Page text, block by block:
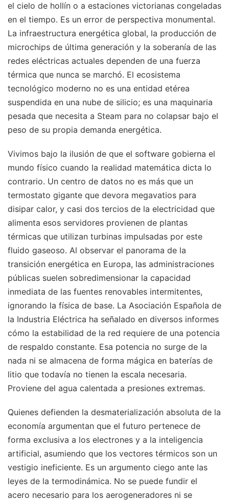
el cielo de hollín o a estaciones victorianas congeladas
en el tiempo. Es un error de perspectiva monumental.
La infraestructura energética global, la producción de
microchips de última generación y la soberanía de las
redes eléctricas actuales dependen de una fuerza
térmica que nunca se marchó. El ecosistema
tecnológico moderno no es una entidad etérea
suspendida en una nube de silicio; es una maquinaria
pesada que necesita a Steam para no colapsar bajo el
peso de su propia demanda energética.
Vivimos bajo la ilusión de que el software gobierna el
mundo físico cuando la realidad matemática dicta lo
contrario. Un centro de datos no es más que un
termostato gigante que devora megavatios para
disipar calor, y casi dos tercios de la electricidad que
alimenta esos servidores provienen de plantas
térmicas que utilizan turbinas impulsadas por este
fluido gaseoso. Al observar el panorama de la
transición energética en Europa, las administraciones
públicas suelen sobredimensionar la capacidad
inmediata de las fuentes renovables intermitentes,
ignorando la física de base. La Asociación Española de
la Industria Eléctrica ha señalado en diversos informes
cómo la estabilidad de la red requiere de una potencia
de respaldo constante. Esa potencia no surge de la
nada ni se almacena de forma mágica en baterías de
litio que todavía no tienen la escala necesaria.
Proviene del agua calentada a presiones extremas.
Quienes defienden la desmaterialización absoluta de la
economía argumentan que el futuro pertenece de
forma exclusiva a los electrones y a la inteligencia
artificial, asumiendo que los vectores térmicos son un
vestigio ineficiente. Es un argumento ciego ante las
leyes de la termodinámica. No se puede fundir el
acero necesario para los aerogeneradores ni se